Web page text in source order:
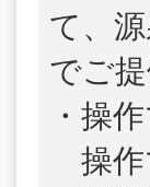
て、
でご
・操
操作